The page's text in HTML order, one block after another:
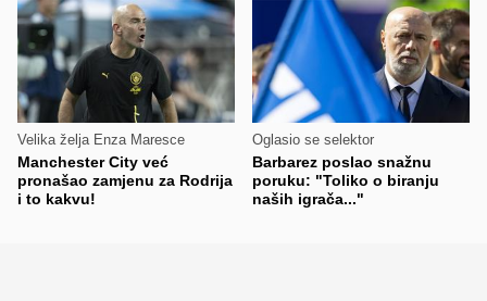
Velika želja Enza Maresce
Manchester City već
pronašao zamjenu za Rodrija
i to kakvu!
Oglasio se selektor
Barbarez poslao snažnu
poruku: "Toliko o biranju
naših igrača..."